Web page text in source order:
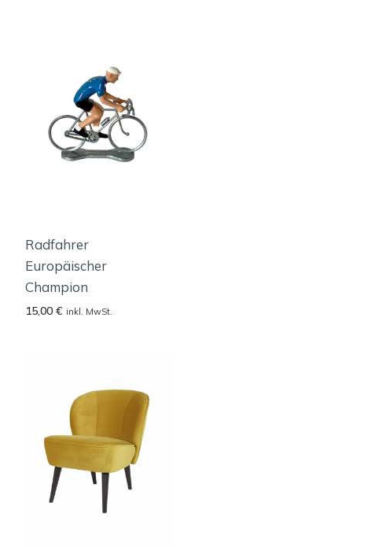
Radfahrer
Europäischer
Champion
15,00€ inkl. MwSt.